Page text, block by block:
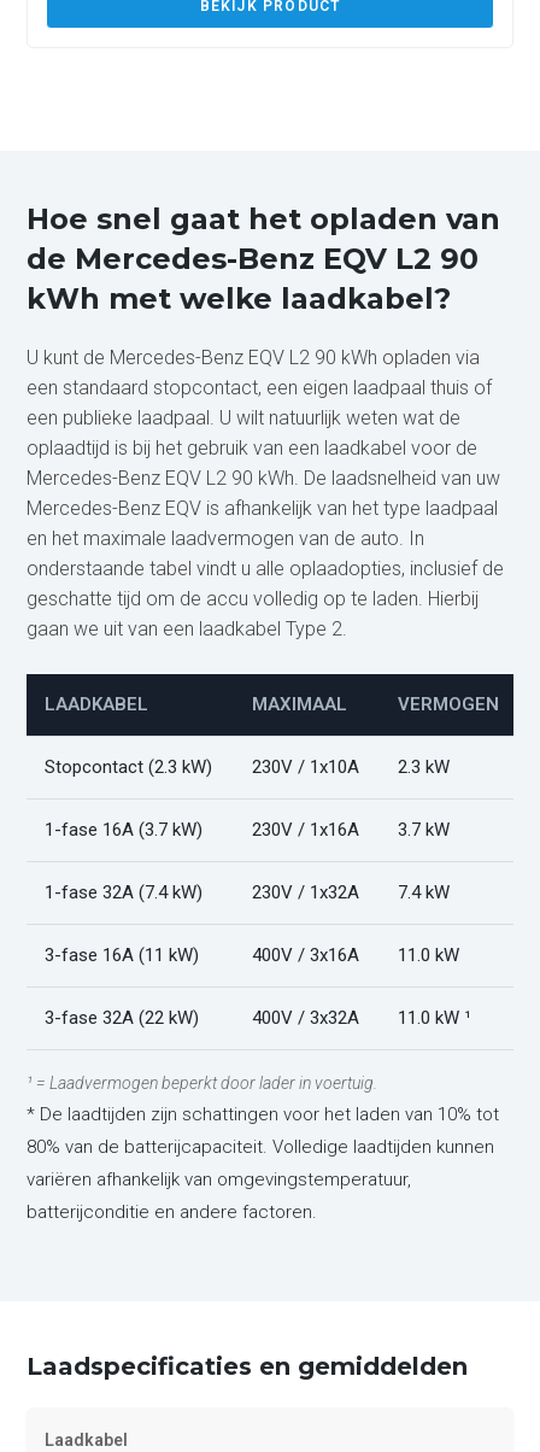
BEKIJK PRODUCT
Hoe snel gaat het opladen van
de Mercedes-Benz EQV L2 90
kWh met welke laadkabel?
U kunt de Mercedes-Benz EQV L2 90 kWh opladen via
een standaard stopcontact, een eigen laadpaal thuis of
een publieke laadpaal. U wilt natuurlijk weten wat de
oplaadtijd is bij het gebruik van een laadkabel voor de
Mercedes-Benz EQV L2 90 kWh. De laadsnelheid van uw
Mercedes-Benz EQV is afhankelijk van het type laadpaal
en het maximale laadvermogen van de auto. In
onderstaande tabel vindt u alle oplaadopties, inclusief de
geschatte tijd om de accu volledig op te laden. Hierbij
gaan we uit van een laadkabel Type 2.
LAADKABEL MAXIMAAL VERMOGEN
Stopcontact (2.3 kW) 230V / 1x10A 2.3 kW
1-fase 16A (3.7 kW) 230V / 1x16A 3.7 kW
1-fase 32A (7.4 kW) 230V / 1x32A 7.4 kW
3-fase 16A (11 kW) 400V / 3x16A 11.0 kW
3-fase 32A (22 kW) 400V / 3x32A 11.0 kW ¹
¹ = Laadvermogen beperkt door lader in voertuig.
* De laadtijden zijn schattingen voor het laden van 10% tot
80% van de batterijcapaciteit. Volledige laadtijden kunnen
variëren afhankelijk van omgevingstemperatuur,
batterijconditie en andere factoren.
Laadspecificaties en gemiddelden
Laadkabel